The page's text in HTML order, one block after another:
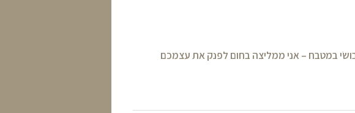
במטבח – אני ממליצה בחום לפנק את עצמכם